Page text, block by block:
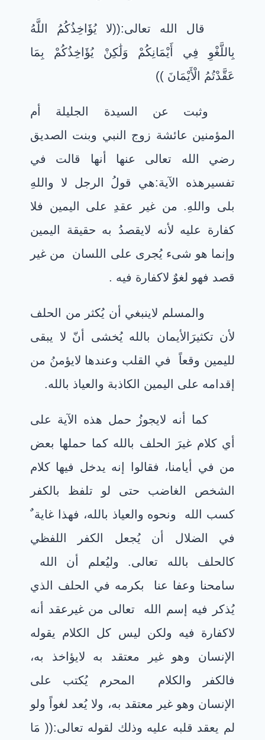
قال الله تعالى:((لا يُؤَاخِذُكُمُ اللَّهُ
بِاللَّغْوِ فِي أَيْمَانِكُمْ وَلَٰكِنْ يُؤَاخِذُكُمْ بِمَا
عَقَّدْتُمُ الْأَيْمَانَ ((
وثبت عن السيدة الجليلة أم
المؤمنين عائشة زوج النبي وبنت الصديق
رضي الله تعالى عنها أنها قالت في
تفسيرهذه الآية:هي قولُ الرجل لا واللهِ
بلى واللهِ. من غير عقدِ على اليمين فلا
كفارة عليه لأنه لايقصدُ به حقيقة اليمين
وإنما هو شىء يُجرى على اللسان من غير
قصد فهو لغوٌ لاكفارة فيه .
والمسلم لاينبغي أن يُكثر من الحلف
لأن تكثيرَالأيمان بالله يُخشى أنّ لا يبقى
لليمين وقعاً في القلب وعندها لايؤمنُ من
إقدامه على اليمين الكاذبة والعياذ بالله.
كما أنه لايجوزُ حمل هذه الآية على
أي كلام غيرَ الحلف بالله كما حملها بعض
من في أيامنا، فقالوا إنه يدخل فيها كلام
الشخص الغاضب حتى لو تلفظ بالكفر
كسب الله ونحوه والعياذ بالله، فهذا غاية ٌ
في الضلال أن يُجعل الكفر اللفظي
كالحلف بالله تعالى. وليُعلم أن الله
سامحنا وعفا عنا بكرمه في الحلف الذي
يُذكر فيه إسم الله تعالى من غيرعقد أنه
لاكفارة فيه ولكن ليس كل الكلام يقوله
الإنسان وهو غير معتقد به لايؤاخذ به،
فالكفر والكلام المحرم يُكتب على
الإنسان وهو غير معتقد به، ولا يُعد لغواً ولو
لم يعقد قلبه عليه وذلك لقوله تعالى:(( مَا